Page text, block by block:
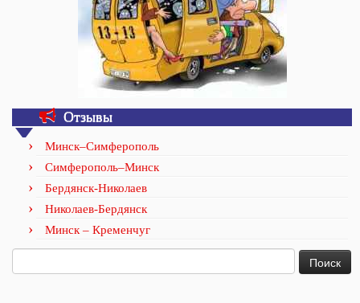
Отзывы
Минск–Симферополь
Симферополь–Минск
Бердянск-Николаев
Николаев-Бердянск
Минск – Кременчуг